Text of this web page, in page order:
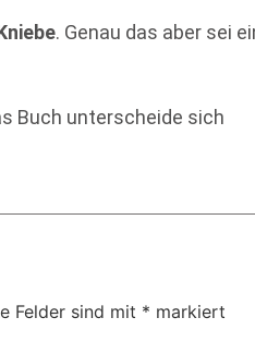
. Genau das aber sei
Buch unterscheide sich
Felder sind mit * markiert